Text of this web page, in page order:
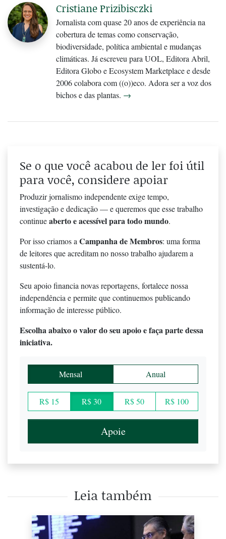
Cristiane Prizibisczki
Jornalista com quase 20 anos de experiência na
cobertura de temas como conservação,
biodiversidade, política ambiental e mudanças
climáticas. Já escreveu para UOL, Editora Abril,
Editora Globo e Ecosystem Marketplace e desde
2006 colabora com ((o))eco. Adora ser a voz dos
bichos e das plantas. →
Se o que você acabou de ler foi útil
para você, considere apoiar
Produzir jornalismo independente exige tempo,
investigação e dedicação — e queremos que esse trabalho
continueaberto e acessível para todo mundo.
Por isso criamos a Campanha de Membros: uma forma
de leitores que acreditam no nosso trabalho ajudarem a
sustentá-lo.
Seu apoio financia novas reportagens, fortalece nossa
independência e permite que continuemos publicando
informação de interesse público.
Escolha abaixo o valor do seu apoio e faça parte dessa
iniciativa.
Mensal Anual
R$ 15 R$ 30 R$ 50 R$ 100
Apoie
Leia também